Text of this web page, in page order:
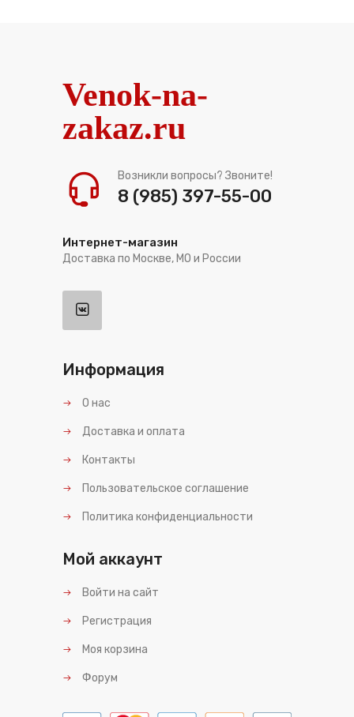
Venok-na-
zakaz.ru
Возникли вопросы? Звоните!
8 (985) 397-55-00
Интернет-магазин
Доставка по Москве, МО и России
Информация
О нас
Доставка и оплата
Контакты
Пользовательское соглашение
Политика конфиденциальности
Мой аккаунт
Войти на сайт
Регистрация
Моя корзина
Форум